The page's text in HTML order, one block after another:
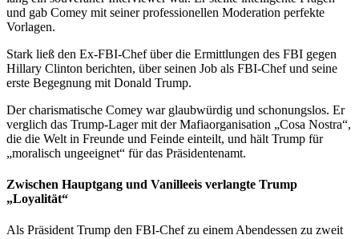
und gab Comey mit seiner professionellen Moderation perfekte
Vorlagen.
Stark ließ den Ex-FBI-Chef über die Ermittlungen des FBI gegen
Hillary Clinton berichten, über seinen Job als FBI-Chef und seine
erste Begegnung mit Donald Trump.
Der charismatische Comey war glaubwürdig und schonungslos. Er
verglich das Trump-Lager mit der Mafiaorganisation „Cosa Nostra“,
die die Welt in Freunde und Feinde einteilt, und hält Trump für
„moralisch ungeeignet“ für das Präsidentenamt.
Zwischen Hauptgang und Vanilleeis verlangte Trump
„Loyalität“
Als Präsident Trump den FBI-Chef zu einem Abendessen zu zweit